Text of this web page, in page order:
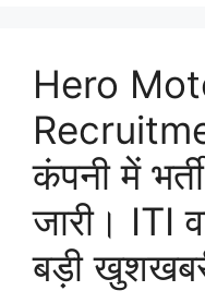
Hero
कंपनी में
जारी। ITI
बड़ी